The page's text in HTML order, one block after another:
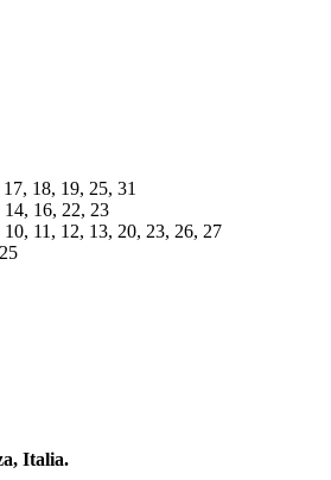
18, 19, 25, 31
14, 16, 22, 23
11, 12, 13, 20, 23, 26, 27
Italia.